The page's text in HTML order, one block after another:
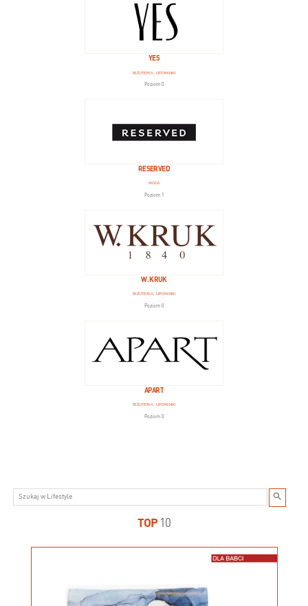
YES
BIŻUTERIA, UPOMINKI
Poziom 0
RESERVED
MODA
Poziom 1
W. KRUK
BIŻUTERIA, UPOMINKI
Poziom 0
APART
BIŻUTERIA, UPOMINKI
Poziom 0
TOP 10